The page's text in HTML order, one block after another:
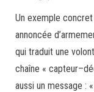
Un exemple
annoncée
qui traduit une
chaîne «
aussi un message :